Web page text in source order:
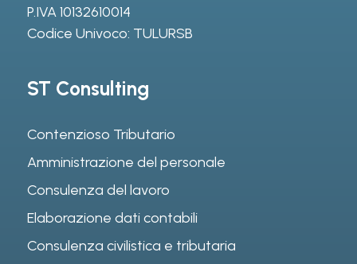
P.IVA 10132610014
Codice Univoco: TULURSB
ST Consulting
Contenzioso Tributario
Amministrazione del personale
Consulenza del lavoro
Elaborazione dati contabili
Consulenza civilistica e tributaria